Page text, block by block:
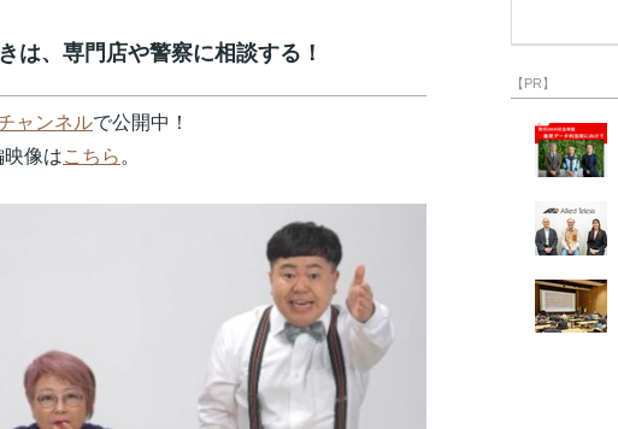
は、専門店や警察に相談する！
ャンネルで公開中！
像はこちら 。
【PR】